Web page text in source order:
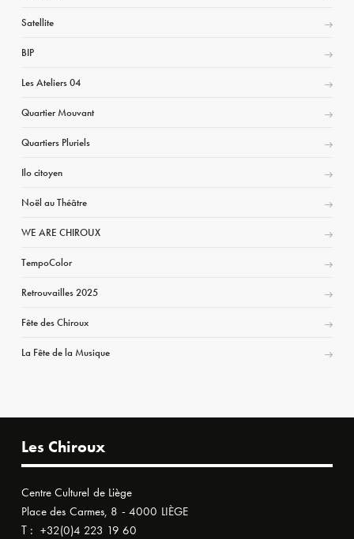
Satellite
BIP
Les Ateliers 04
Quartier Mouvant
Quartiers Pluriels
Ilo citoyen
Noël au Théâtre
WE ARE CHIROUX
TempoColor
Retrouvailles 2025
Fête des Chiroux
La Fête de la Musique
Les Chiroux
Centre Culturel de Liège
Place des Carmes, 8 - 4000 LIÈGE
T : +32(0)4 223 19 60